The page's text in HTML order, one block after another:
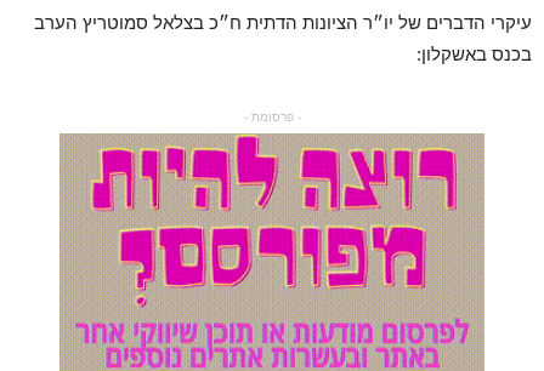
עיקרי הדברים של יו״ר הציונות הדתית ח״כ בצלאל סמוטריץ הערב
בכנס באשקלון:
- פרסומת -